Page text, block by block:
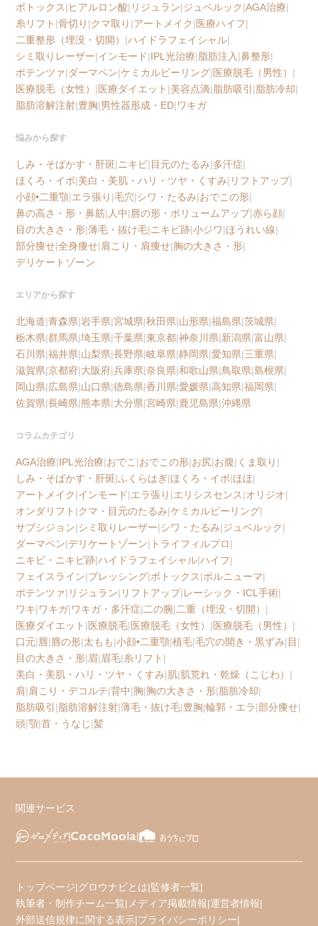
ボトックス|ヒアルロン酸| リジュラン|ジュベルック|AGA治療|
糸リフト |骨切り |クマ取り |アートメイク|医療ハイフ|
二重整形（埋没・切開） |ハイドラフェイシャル|
シミ取りレーザー|インモード|IPL光治療|脂肪注入 |鼻整形|
ポテンツァ|ダーマペン|ケミカルピーリング|医療脱毛（男性） |
医療脱毛（女性） |医療ダイエット |美容点滴|脂肪吸引 |脂肪冷却|
脂肪溶解注射|豊胸|男性器形成・ED|ワキガ
悩みから探す
しみ・そばかす・肝斑| ニキビ|目元のたるみ|多汗症|
ほくろ・イボ|美白・美肌・ハリ・ツヤ・くすみ| リフトアップ|
小顔•二重顎|エラ張り |毛穴|シワ・たるみ|おでこの形|
鼻の高さ・形・鼻筋| 人中|唇の形・ボリュームアップ|赤ら顔|
目の大きさ・形|薄毛・抜け毛| ニキビ跡|小ジワ|ほうれい線|
部分痩せ|全身痩せ|肩こり・肩痩せ|胸の大きさ・形|
デリケートゾーン
エリアから探す
北海道|青森県|岩手県|宮城県|秋田県|山形県|福島県|茨城県|
栃木県|群馬県|埼玉県|千葉県|東京都|神奈川県|新潟県|富山県|
石川県|福井県|山梨県|長野県|岐阜県|静岡県|愛知県|三重県|
滋賀県|京都府|大阪府|兵庫県|奈良県|和歌山県|鳥取県|島根県|
岡山県|広島県|山口県|徳島県|香川県|愛媛県|高知県|福岡県|
佐賀県|長崎県|熊本県|大分県|宮崎県|鹿児島県|沖縄県
コラムカテゴリ
AGA治療|IPL光治療|おでこ |おでこの形|お尻|お腹| くま取り |
しみ・そばかす・肝斑|ふくらはぎ|ほくろ・イボ|ほほ|
アートメイク|インモード|エラ張り |エリシスセンス|オリジオ|
オンダリフト |クマ・目元のたるみ|ケミカルピーリング|
サブシジョン|シミ取りレーザー|シワ・たるみ|ジュベルック|
ダーマペン|デリケートゾーン| トライフィルプロ|
ニキビ・ニキビ跡|ハイドラフェイシャル|ハイフ|
フェイスライン|ブレッシング|ボトックス|ボルニューマ|
ポテンツァ| リジュラン| リフトアップ|レーシック・ICL手術|
ワキ|ワキガ|ワキガ・多汗症|二の腕|二重（埋没・切開） |
医療ダイエット |医療脱毛|医療脱毛（女性） |医療脱毛（男性） |
口元|唇|唇の形|太もも|小顔•二重顎|植毛|毛穴の開き・黒ずみ|目 |
目の大きさ・形|眉|眉毛|糸リフト |
美白・美肌・ハリ・ツヤ・くすみ|肌|肌荒れ・乾燥（こじわ） |
肩|肩こり・デコルテ|背中|胸|胸の大きさ・形|脂肪冷却|
脂肪吸引 |脂肪溶解注射|薄毛・抜け毛|豊胸|輪郭・エラ|部分痩せ|
頭|顎|首・うなじ|髪
関連サービス
トップページ|グロウナビとは|監修者一覧|
執筆者・制作チーム一覧| メディア掲載情報|運営者情報|
外部送信規律に関する表示|プライバシーポリシー|